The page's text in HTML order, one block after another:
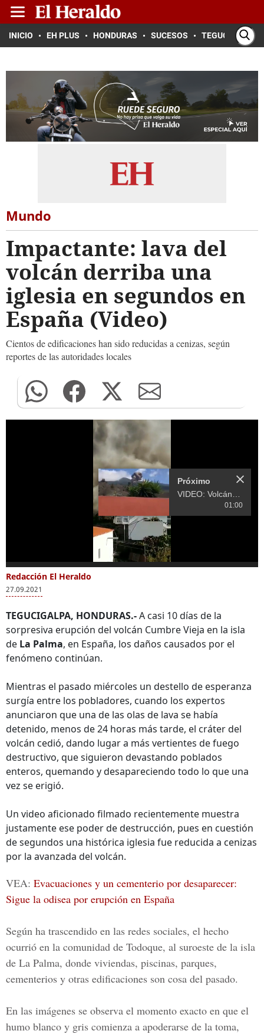
INICIO EH PLUS HONDURAS SUCESOS TEGUCIGALPA
Mundo
Impactante: lava del
volcán derriba una
iglesia en segundos en
España (Video)
Cientos de edificaciones han sido reducidas a cenizas, según
reportes de las autoridades locales
VIDEO: Volcán
Cumbre Vieja hace
erupción en Islas
0
of
23
seconds
Más Videos
VIDEO: Volcán
Cumbre Vieja hace
Canarias
Así es el río de lava
volcán de La Palma
Redacción El Heraldo
27.09.2021
TEGUCIGALPA, HONDURAS.-A casi 10 días de la
sorpresiva erupción del volcán Cumbre Vieja en la isla
de La Palma, en España, los daños causados por el
fenómeno continúan.
Mientras el pasado miércoles un destello de esperanza
surgía entre los pobladores, cuando los expertos
anunciaron que una de las olas de lava se había
detenido, menos de 24 horas más tarde, el cráter del
volcán cedió, dando lugar a más vertientes de fuego
destructivo, que siguieron devastando poblados
enteros, quemando y desapareciendo todo lo que una
vez se erigió.
Un video aficionado filmado recientemente muestra
justamente ese poder de destrucción, pues en cuestión
de segundos una histórica iglesia fue reducida a cenizas
por la avanzada del volcán.
VEA: Evacuaciones y un cementerio por desaparecer:
Sigue la odisea por erupción en España
Según ha trascendido en las redes sociales, el hecho
ocurrió en la comunidad de Todoque, al suroeste de la isla
de La Palma, donde viviendas, piscinas, parques,
cementerios y otras edificaciones son cosa del pasado.
En las imágenes se observa el momento exacto en que el
humo blanco y gris comienza a apoderarse de la toma,